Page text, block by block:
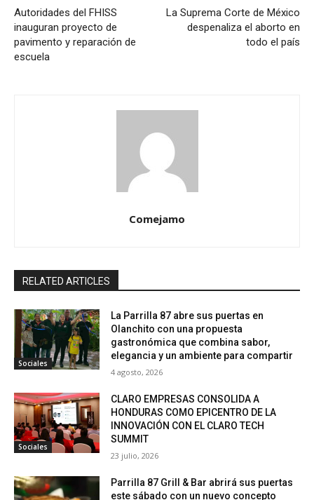
Autoridades del FHISS
inauguran proyecto de
pavimento y reparación de
escuela
La Suprema Corte de México
despenaliza el aborto en
todo el país
Comejamo
RELATED ARTICLES
Sociales
La Parrilla 87 abre sus puertas en
Olanchito con una propuesta
gastronómica que combina sabor,
elegancia y un ambiente para compartir
4 agosto, 2026
Sociales
CLARO EMPRESAS CONSOLIDA A
HONDURAS COMO EPICENTRO DE LA
INNOVACIÓN CON EL CLARO TECH
SUMMIT
23 julio, 2026
Parrilla 87 Grill & Bar abrirá sus puertas
este sábado con un nuevo concepto